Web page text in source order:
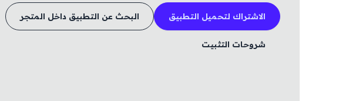
الاشتراك لتحميل التطبيق البحث عن التطبيق داخل المتجر
شروحات التثبيت